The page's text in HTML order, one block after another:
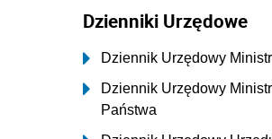
Dzienniki Urzędowe
Dziennik Urzędowy
Dziennik Urzędowy
Państwa